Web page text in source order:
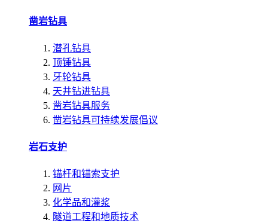
凿岩钻具
潜孔钻具
顶锤钻具
牙轮钻具
天井钻进钻具
凿岩钻具服务
凿岩钻具可持续发展倡议
岩石支护
锚杆和锚索支护
网片
化学品和灌浆
隧道工程和地质技术